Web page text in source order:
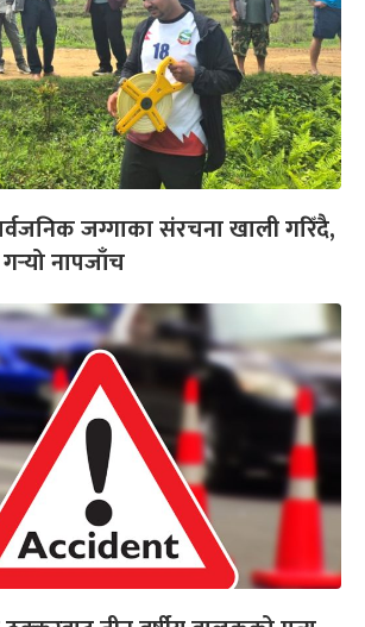
जग्गाका संरचना खाली गरिँदै,
नापजाँच